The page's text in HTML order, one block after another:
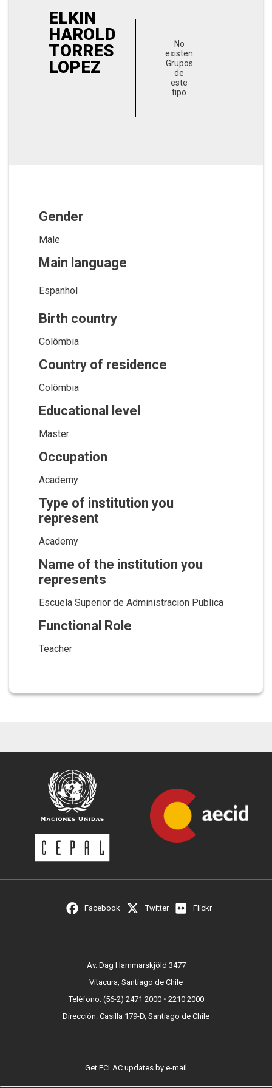
ELKIN
HAROLD
TORRES
LOPEZ
No
existen
Grupos
de
este
tipo
Gender
Male
Main language
Espanhol
Birth country
Colômbia
Country of residence
Colômbia
Educational level
Master
Occupation
Academy
Type of institution you
represent
Academy
Name of the institution you
represents
Escuela Superior de Administracion Publica
Functional Role
Teacher
Facebook Twitter Flickr
Av. Dag Hammarskjöld 3477
Vitacura, Santiago de Chile
Teléfono: (56-2) 2471 2000 • 2210 2000
Dirección: Casilla 179-D, Santiago de Chile
Get ECLAC updates by e-mail